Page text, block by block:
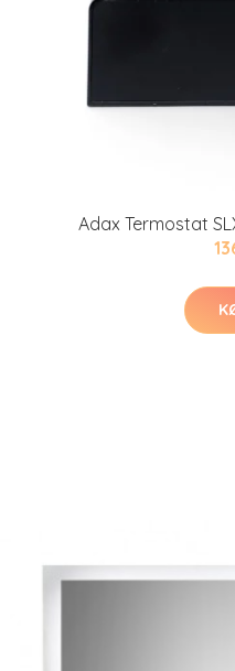
Adax Termostat